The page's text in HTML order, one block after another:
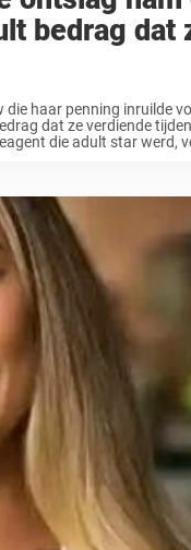
bedrag dat
die haar penning inruilde
dat ze verdiende
die adult star werd,